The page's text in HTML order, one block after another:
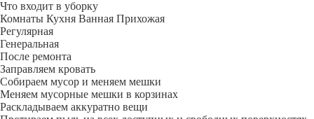
Что входит в уборку
Регу­лярная
Гене­ральная
После ремонта
Заправляем кровать
Собираем мусор и меняем мешки
Меняем мусорные мешки в корзинах
Раскладываем аккуратно вещи